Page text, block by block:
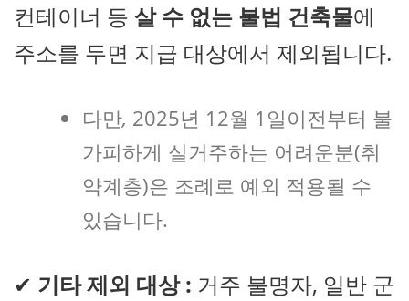
컨테이너 등 살 수 없는 불법 건축물에
주소를 두면 지급 대상에서 제외됩니다.
다만, 2025년 12월 1일이전부터 불
가피하게 실거주하는 어려운분(취
약계층)은 조례로 예외 적용될 수
있습니다.
✔ 기타 제외 대상 : 거주 불명자, 일반 군